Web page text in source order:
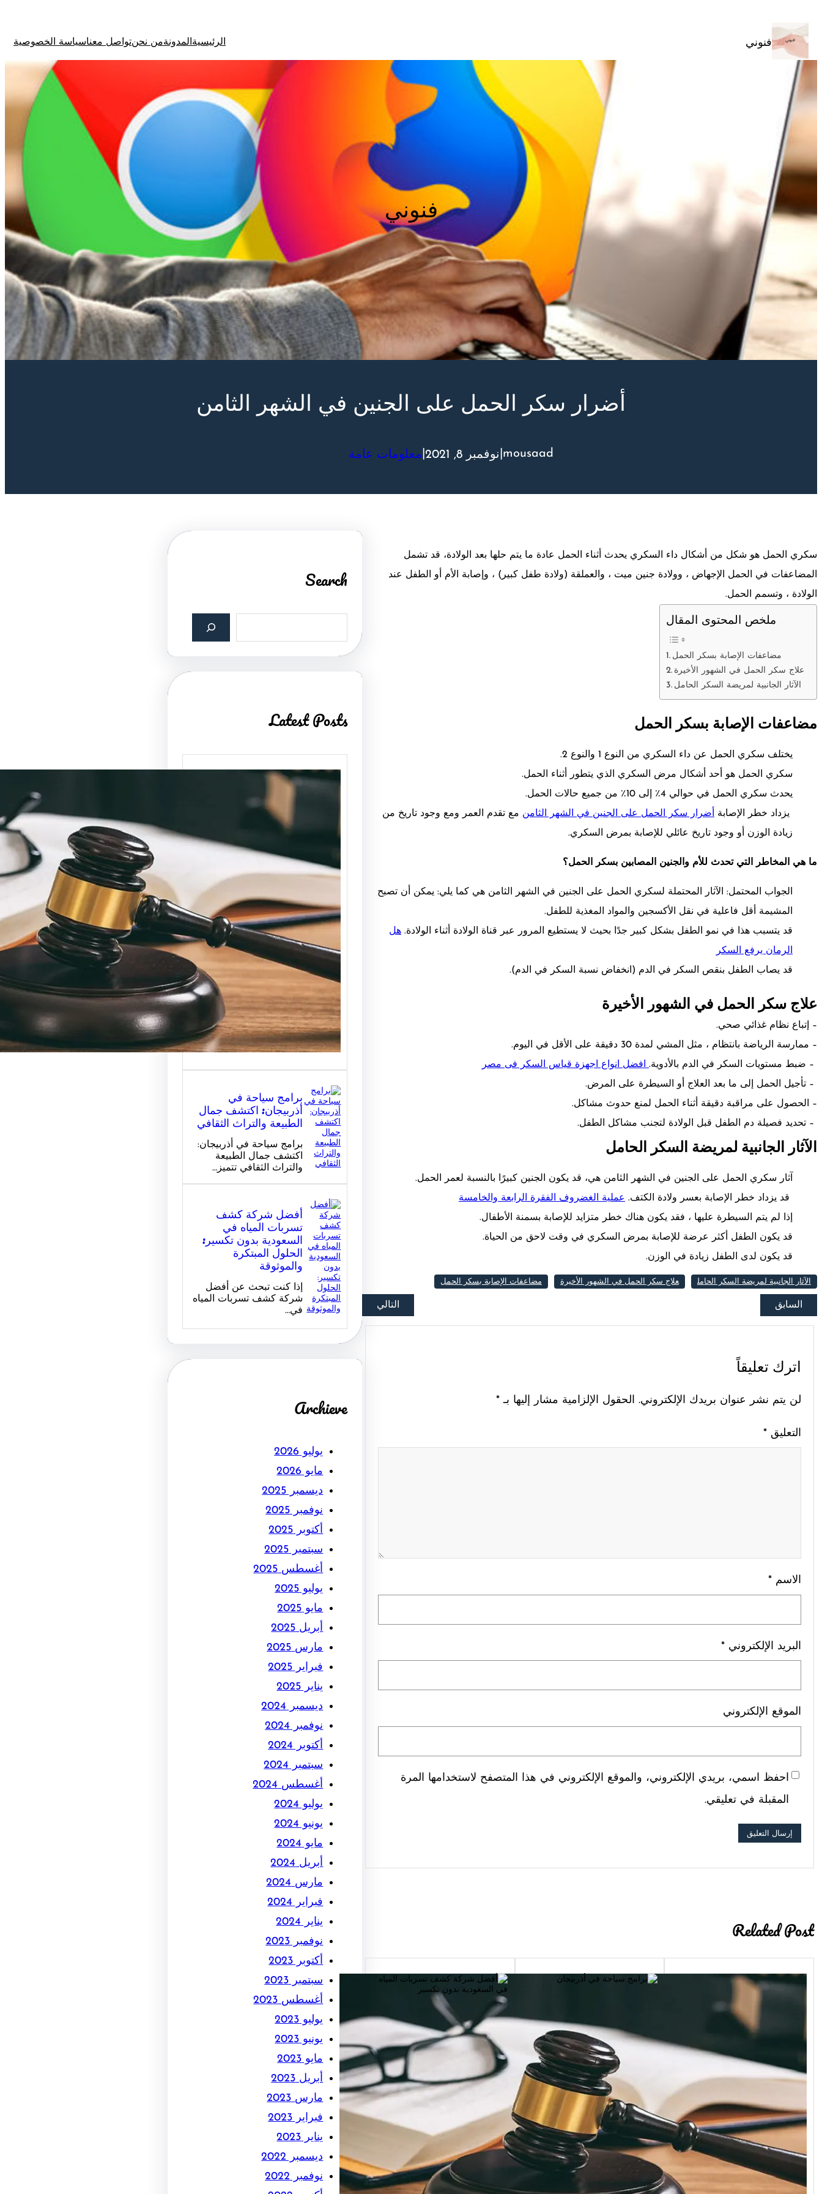
المحتوى
فنوني الرئيسية المدونةمن نحنتواصل معناسياسة الخصوصية
فنوني
أضرار سكر الحمل على الجنين في الشهر الثامن
mousaad نوفمبر 8, 2021 معلومات عامة
سكري الحمل هو شكل من أشكال داء السكري يحدث أثناء الحمل عادة ما يتم حلها بعد الولادة، قد تشمل
المضاعفات في الحمل الإجهاض ، وولادة جنين ميت ، والعملقة (ولادة طفل كبير) ، وإصابة الأم أو الطفل عند
الولادة ، وتسمم الحمل.
ملخص المحتوى المقال
مضاعفات الإصابة بسكر الحمل
علاج سكر الحمل في الشهور الأخيرة
الآثار الجانبية لمريضة السكر الحامل
مضاعفات الإصابة بسكر الحمل
يختلف سكري الحمل عن داء السكري من النوع 1 والنوع 2.
سكري الحمل هو أحد أشكال مرض السكري الذي يتطور أثناء الحمل.
يحدث سكري الحمل في حوالي 4٪ إلى 10٪ من جميع حالات الحمل.
يزداد خطر الإصابة
أضرار سكر الحمل على الجنين في الشهر الثامن مع تقدم العمر ومع وجود تاريخ من
زيادة الوزن أو وجود تاريخ عائلي للإصابة بمرض السكري.
ما هي المخاطر التي تحدث للأم والجنين المصابين بسكر الحمل؟
الجواب المحتمل: الآثار المحتملة لسكري الحمل على الجنين في الشهر الثامن هي كما يلي: يمكن أن تصبح
المشيمة أقل فاعلية في نقل الأكسجين والمواد المغذية للطفل.
قد يتسبب هذا في نمو الطفل بشكل كبير جدًا بحيث لا يستطيع المرور عبر قناة الولادة أثناء الولادة. هل
الرمان يرفع السكر
قد يصاب الطفل بنقص السكر في الدم (انخفاض نسبة السكر في الدم).
علاج سكر الحمل في الشهور الأخيرة
– إتباع نظام غذائي صحي.
– ممارسة الرياضة بانتظام ، مثل المشي لمدة 30 دقيقة على الأقل في اليوم.
– ضبط مستويات السكر في الدم بالأدوية. افضل انواع اجهزة قياس السكر فى مصر
– تأجيل الحمل إلى ما بعد العلاج أو السيطرة على المرض.
– الحصول على مراقبة دقيقة أثناء الحمل لمنع حدوث مشاكل.
– تحديد فصيلة دم الطفل قبل الولادة لتجنب مشاكل الطفل.
الآثار الجانبية لمريضة السكر الحامل
آثار سكري الحمل على الجنين في الشهر الثامن هي، قد يكون الجنين كبيرًا بالنسبة لعمر الحمل.
قد يزداد خطر الإصابة بعسر ولادة الكتف. عملية الغضروف الفقرة الرابعة والخامسة
إذا لم يتم السيطرة عليها ، فقد يكون هناك خطر متزايد للإصابة بسمنة الأطفال.
قد يكون الطفل أكثر عرضة للإصابة بمرض السكري في وقت لاحق من الحياة.
قد يكون لدى الطفل زيادة في الوزن.
الآثار الجانبية لمريضة السكر الحامل علاج سكر الحمل في الشهور الأخيرة مضاعفات الإصابة بسكر الحمل
السابق التالي
اترك تعليقاً
لن يتم نشر عنوان بريدك الإلكتروني. الحقول الإلزامية مشار إليها بـ *
التعليق *
الاسم *
البريد الإلكتروني *
الموقع الإلكتروني
احفظ اسمي، بريدي الإلكتروني، والموقع الإلكتروني في هذا المتصفح لاستخدامها المرة
المقبلة في تعليقي.
Related Post
اكتشف جمال الطبيعة والتراث
الثقافي
برامج سياحة في أذربيجان: اكتشف
جمال الطبيعة والتراث الثقافي تتميز
أذربيجان بجمال طبيعي خلاب وتراث
ثقافي غني يجعلها وجهة سياحية…
Read More
أفضل شركة كشف تسربات
المياه في السعودية بدون
تكسير: الحلول المبتكرة
والموثوقة
إذا كنت تبحث عن أفضل شركة كشف
تكسير، فأنت في المكان الصحيح. فمع
تزايد مشاكل…
Read More
Search
c
Latest Posts
مكتب محاماة
للاستشارات القانونية:
كيف تختار المحامي
المناسب لقضيتك؟
مكتب محاماة للاستشارات
القانونية هو المفتاح الأساسي
للحصول على المساعدة…
برامج سياحة في
أذربيجان: اكتشف جمال
الطبيعة والتراث الثقافي
برامج سياحة في أذربيجان:
اكتشف جمال الطبيعة
والتراث الثقافي تتميز…
أفضل شركة كشف
تسربات المياه في
السعودية بدون تكسير:
الحلول المبتكرة
والموثوقة
إذا كنت تبحث عن أفضل
شركة كشف تسربات المياه
في…
Archieve
يوليو 2026
مايو 2026
ديسمبر 2025
نوفمبر 2025
أكتوبر 2025
سبتمبر 2025
أغسطس 2025
يوليو 2025
مايو 2025
أبريل 2025
مارس 2025
فبراير 2025
يناير 2025
ديسمبر 2024
نوفمبر 2024
أكتوبر 2024
سبتمبر 2024
أغسطس 2024
يوليو 2024
يونيو 2024
مايو 2024
أبريل 2024
مارس 2024
فبراير 2024
يناير 2024
نوفمبر 2023
أكتوبر 2023
سبتمبر 2023
أغسطس 2023
يوليو 2023
يونيو 2023
مايو 2023
أبريل 2023
مارس 2023
فبراير 2023
يناير 2023
ديسمبر 2022
نوفمبر 2022